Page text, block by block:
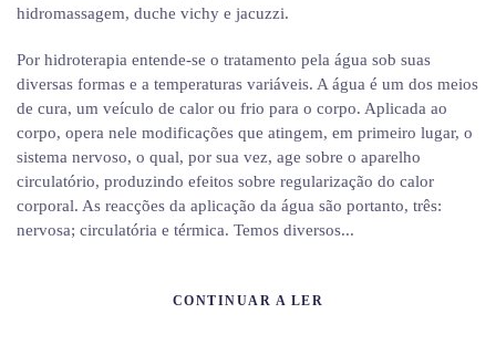
hidromassagem, duche vichy e jacuzzi.
Por hidroterapia entende-se o tratamento pela água sob suas
diversas formas e a temperaturas variáveis. A água é um dos meios
de cura, um veículo de calor ou frio para o corpo. Aplicada ao
corpo, opera nele modificações que atingem, em primeiro lugar, o
sistema nervoso, o qual, por sua vez, age sobre o aparelho
circulatório, produzindo efeitos sobre regularização do calor
corporal. As reacções da aplicação da água são portanto, três:
nervosa; circulatória e térmica. Temos diversos...
CONTINUAR A LER